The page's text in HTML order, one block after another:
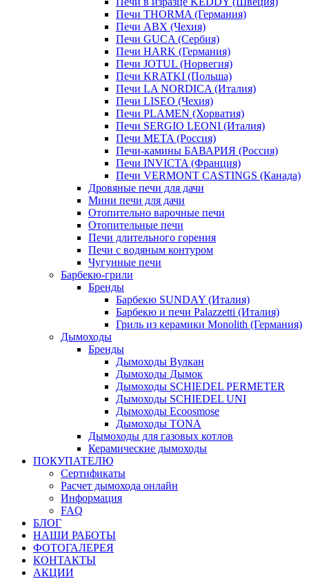
Печи THORMA (Германия)
Печи ABX (Чехия)
Печи GUCA (Сербия)
Печи HARK (Германия)
Печи JOTUL (Норвегия)
Печи KRATKI (Польша)
Печи LA NORDICA (Италия)
Печи LISEO (Чехия)
Печи PLAMEN (Хорватия)
Печи SERGIO LEONI (Италия)
Печи META (Россия)
Печи-камины БАВАРИЯ (Россия)
Печи INVICTA (Франция)
Печи VERMONT CASTINGS (Канада)
Дровяные печи для дачи
Мини печи для дачи
Отопительно варочные печи
Отопительные печи
Печи длительного горения
Печи с водяным контуром
Чугунные печи
Барбекю-грили
Бренды
Барбекю SUNDAY (Италия)
Барбекю и печи Palazzetti (Италия)
Гриль из керамики Monolith (Германия)
Дымоходы
Бренды
Дымоходы Вулкан
Дымоходы Дымок
Дымоходы SCHIEDEL PERMETER
Дымоходы SCHIEDEL UNI
Дымоходы Ecoosmose
Дымоходы TONA
Дымоходы для газовых котлов
Керамические дымоходы
ПОКУПАТЕЛЮ
Сертификаты
Расчет дымохода онлайн
Информация
FAQ
БЛОГ
НАШИ РАБОТЫ
ФОТОГАЛЕРЕЯ
КОНТАКТЫ
АКЦИИ